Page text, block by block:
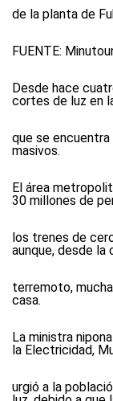
de la planta de
FUENTE:
Desde hace
cortes de luz en
que se
masivos.
El área
30 millones de
los trenes de
aunque, desde la
terremoto,
casa.
La ministra
la Electricidad,
urgió a la